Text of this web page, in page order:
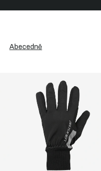
Abecedně